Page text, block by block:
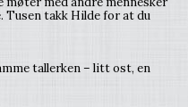
Tusen takk Hilde for at du
tallerken – litt ost, en